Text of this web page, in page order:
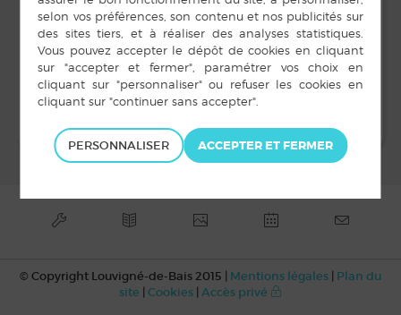
rue des Diligences
Louvigné-de-Bais,
Gai savoir Conseil municipal
© Copyright Louvigné-de-Bais 2015 | Mentions légales | Plan du
site | Cookies | Accès privé
PERSONNALISER